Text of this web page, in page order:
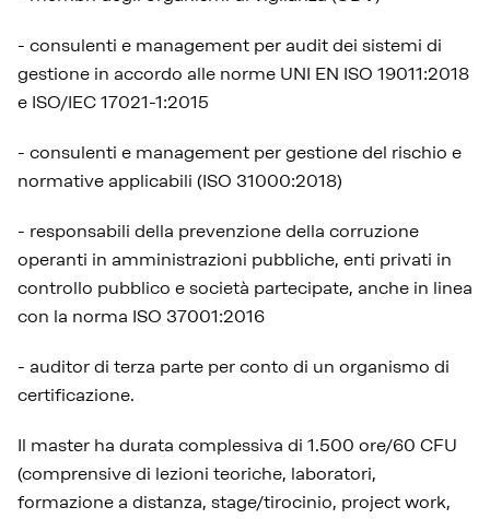
- consulenti e management per audit dei sistemi di
gestione in accordo alle norme UNI EN ISO 19011:2018
e ISO/IEC 17021-1:2015
- consulenti e management per gestione del rischio e
normative applicabili (ISO 31000:2018)
- responsabili della prevenzione della corruzione
operanti in amministrazioni pubbliche, enti privati in
controllo pubblico e società partecipate, anche in linea
con la norma ISO 37001:2016
- auditor di terza parte per conto di un organismo di
certificazione.
Il master ha durata complessiva di 1.500 ore/60 CFU
(comprensive di lezioni teoriche, laboratori,
formazione a distanza, stage/tirocinio, project work,